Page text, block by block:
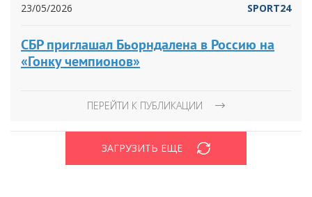
23/05/2026 SPORT24
СБР приглашал Бьорндалена в Россию на
«Гонку чемпионов»
ПЕРЕЙТИ К ПУБЛИКАЦИИ
ЗАГРУЗИТЬ ЕЩЕ